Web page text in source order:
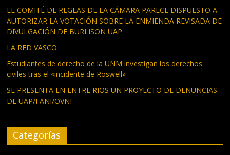
EL COMITÉ DE REGLAS DE LA CÁMARA PARECE DISPUESTO A
AUTORIZAR LA VOTACIÓN SOBRE LA ENMIENDA REVISADA DE
DIVULGACIÓN DE BURLISON UAP.
LA RED VASCO
Estudiantes de derecho de la UNM investigan los derechos
civiles tras el «incidente de Roswell»
SE PRESENTA EN ENTRE RIOS UN PROYECTO DE DENUNCIAS
DE UAP/FANI/OVNI
Categorías